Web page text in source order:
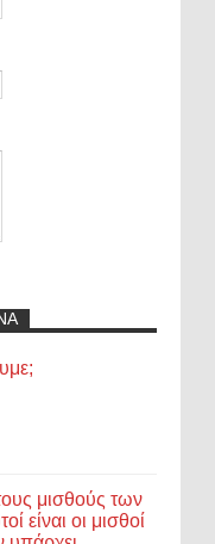
μισθούς των
είναι οι μισθοί